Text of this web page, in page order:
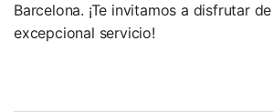
Barcelona. ¡Te invitamos a disfrutar
excepcional servicio!